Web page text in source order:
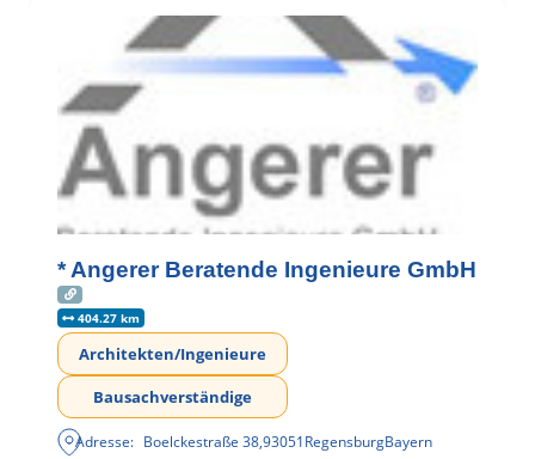
* Angerer Beratende Ingenieure GmbH
404.27 km
Architekten/Ingenieure
Bausachverständige
Adresse: Boelckestraße 38,93051RegensburgBayern